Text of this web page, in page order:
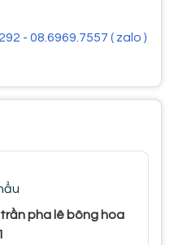
- 08.6969.7557 ( zalo )
pha lê bông hoa